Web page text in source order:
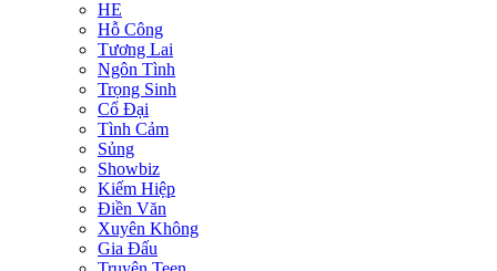
HE
Hỗ Công
Tương Lai
Ngôn Tình
Trọng Sinh
Cổ Đại
Tình Cảm
Sủng
Showbiz
Kiếm Hiệp
Điền Văn
Xuyên Không
Gia Đấu